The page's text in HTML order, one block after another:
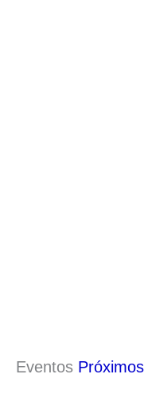
Eventos Próximos